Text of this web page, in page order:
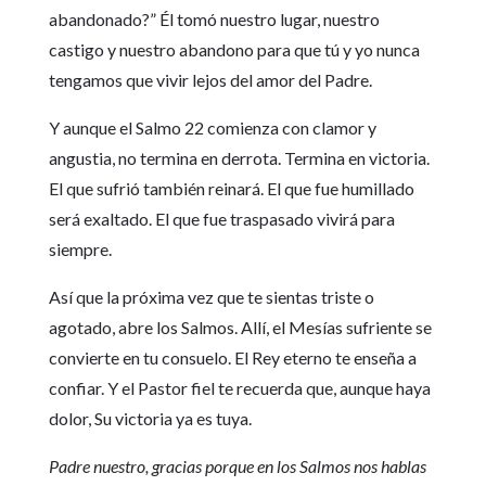
abandonado?” Él tomó nuestro lugar, nuestro
castigo y nuestro abandono para que tú y yo nunca
tengamos que vivir lejos del amor del Padre.
Y aunque el Salmo 22 comienza con clamor y
angustia, no termina en derrota. Termina en victoria.
El que sufrió también reinará. El que fue humillado
será exaltado. El que fue traspasado vivirá para
siempre.
Así que la próxima vez que te sientas triste o
agotado, abre los Salmos. Allí, el Mesías sufriente se
convierte en tu consuelo. El Rey eterno te enseña a
confiar. Y el Pastor fiel te recuerda que, aunque haya
dolor, Su victoria ya es tuya.
Padre nuestro, gracias porque en los Salmos nos hablas